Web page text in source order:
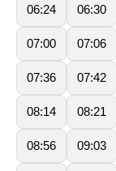
06:24 06:30
07:00 07:06
07:36 07:42
08:14 08:21
08:56 09:03